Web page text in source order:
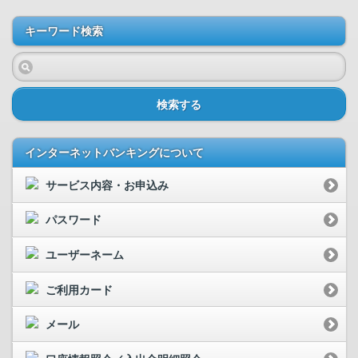
キーワード検索
検索する
インターネットバンキングについて
サービス内容・お申込み
パスワード
ユーザーネーム
ご利用カード
メール